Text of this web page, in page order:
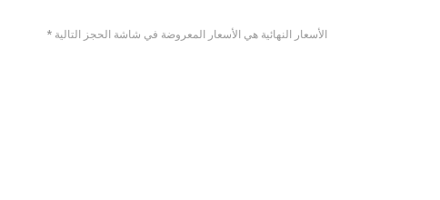
* الأسعار النهائية هي الأسعار المعروضة في شاشة الحجز التالية